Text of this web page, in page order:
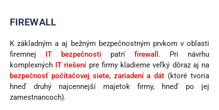
FIREWALL
K základným a aj bežným bezpečnostným prvkom v oblasti
firemnej IT bezpečnosti patrí firewall . Pri návrhu
komplexných IT riešení pre firmy kladieme veľký dôraz aj na
bezpečnosť počítačovej siete, zariadení a dát (ktoré tvoria
hneď druhý najcennejší majetok firmy, hneď po jej
zamestnancoch).